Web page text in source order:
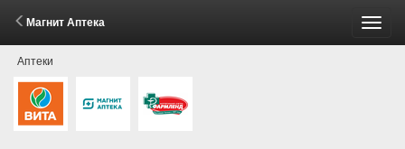
Магнит Аптека
Аптеки